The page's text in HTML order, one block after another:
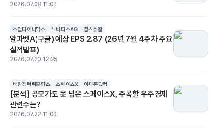
2026.07.08 11:00
스틸다이나믹스 노바티스AG 찰스슈왑
알파벳A(구글) 예상 EPS 2.87 (26년 7월 4주차 주요
실적발표)
2026.07.20 12:25
버진갤럭틱홀딩스 스페이스X 아마존닷컴
[분석] 공모가도 못 넘은 스페이스X, 주목할 우주경제
관련주는?
2026.07.22 11:00